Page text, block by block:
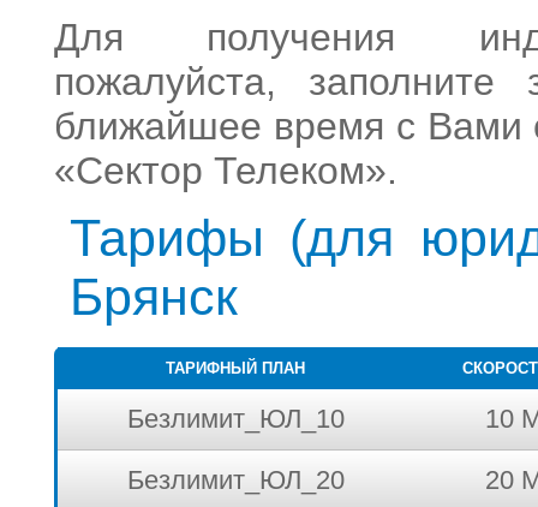
Для получения
пожалуйста,
ближайшее время с Вами
«Сектор Телеком».
Тарифы (для
Брянск
ТАРИФНЫЙ ПЛАН
Безлимит_ЮЛ_10 10
Безлимит_ЮЛ_20 20